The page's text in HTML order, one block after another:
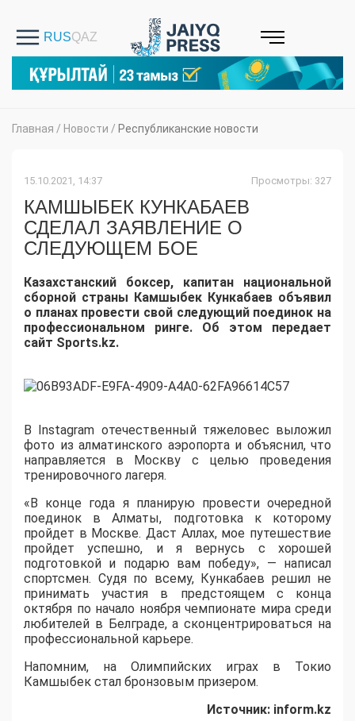
Главная / Новости / Республиканские новости
15.10.2021, 14:37 Просмотры: 327
КАМШЫБЕК КУНКАБАЕВ
СДЕЛАЛ ЗАЯВЛЕНИЕ О
СЛЕДУЮЩЕМ БОЕ
Казахстанский боксер, капитан национальной
сборной страны Камшыбек Кункабаев объявил
о планах провести свой следующий поединок на
профессиональном ринге. Об этом передает
сайт Sports.kz.
В Instagram отечественный тяжеловес выложил
фото из алматинского аэропорта и объяснил, что
направляется в Москву с целью проведения
тренировочного лагеря.
«В конце года я планирую провести очередной
поединок в Алматы, подготовка к которому
пройдет в Москве. Даст Аллах, мое путешествие
пройдет успешно, и я вернусь с хорошей
подготовкой и подарю вам победу», — написал
спортсмен. Судя по всему, Кункабаев решил не
принимать участия в предстоящем с конца
октября по начало ноября чемпионате мира среди
любителей в Белграде, а сконцентрироваться на
профессиональной карьере.
Напомним, на Олимпийских играх в Токио
Камшыбек стал бронзовым призером.
Источник: inform.kz